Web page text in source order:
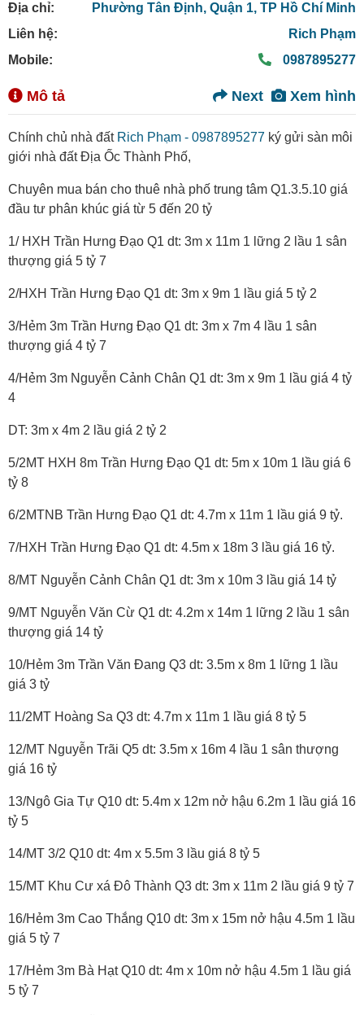
Địa chỉ:
Phường Tân Định, Quận 1, TP Hồ Chí Minh
Liên hệ:
Rich Phạm
Mobile:
0987895277
Mô tả Xem hình
Next
Chính chủ nhà đất Rich Phạm - 0987895277 ký gửi sàn môi
giới nhà đất Địa Ốc Thành Phố,
Chuyên mua bán cho thuê nhà phố trung tâm Q1.3.5.10 giá
đầu tư phân khúc giá từ 5 đến 20 tỷ
1/ HXH Trần Hưng Đạo Q1 dt: 3m x 11m 1 lững 2 lầu 1 sân
thượng giá 5 tỷ 7
2/HXH Trần Hưng Đạo Q1 dt: 3m x 9m 1 lầu giá 5 tỷ 2
3/Hẻm 3m Trần Hưng Đạo Q1 dt: 3m x 7m 4 lầu 1 sân
thượng giá 4 tỷ 7
4/Hẻm 3m Nguyễn Cảnh Chân Q1 dt: 3m x 9m 1 lầu giá 4 tỷ
4
DT: 3m x 4m 2 lầu giá 2 tỷ 2
5/2MT HXH 8m Trần Hưng Đạo Q1 dt: 5m x 10m 1 lầu giá 6
tỷ 8
6/2MTNB Trần Hưng Đạo Q1 dt: 4.7m x 11m 1 lầu giá 9 tỷ.
7/HXH Trần Hưng Đạo Q1 dt: 4.5m x 18m 3 lầu giá 16 tỷ.
8/MT Nguyễn Cảnh Chân Q1 dt: 3m x 10m 3 lầu giá 14 tỷ
9/MT Nguyễn Văn Cừ Q1 dt: 4.2m x 14m 1 lững 2 lầu 1 sân
thượng giá 14 tỷ
10/Hẻm 3m Trần Văn Đang Q3 dt: 3.5m x 8m 1 lững 1 lầu
giá 3 tỷ
11/2MT Hoàng Sa Q3 dt: 4.7m x 11m 1 lầu giá 8 tỷ 5
12/MT Nguyễn Trãi Q5 dt: 3.5m x 16m 4 lầu 1 sân thượng
giá 16 tỷ
13/Ngô Gia Tự Q10 dt: 5.4m x 12m nở hậu 6.2m 1 lầu giá 16
tỷ 5
14/MT 3/2 Q10 dt: 4m x 5.5m 3 lầu giá 8 tỷ 5
15/MT Khu Cư xá Đô Thành Q3 dt: 3m x 11m 2 lầu giá 9 tỷ 7
16/Hẻm 3m Cao Thắng Q10 dt: 3m x 15m nở hậu 4.5m 1 lầu
giá 5 tỷ 7
17/Hẻm 3m Bà Hạt Q10 dt: 4m x 10m nở hậu 4.5m 1 lầu giá
5 tỷ 7